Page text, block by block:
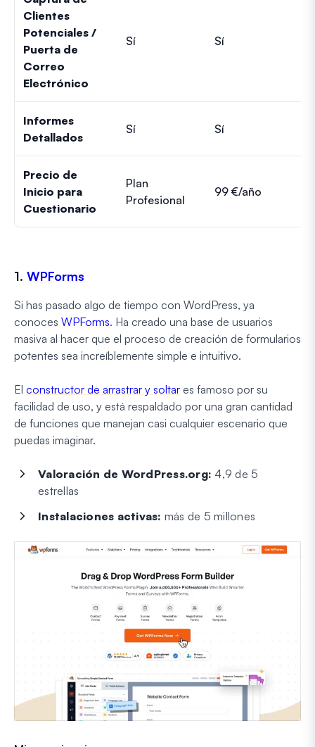
Clientes
Potenciales /
Puerta de
Correo
Electrónico
Sí Sí
Informes
Detallados
Sí Sí
Precio de
Inicio para
Cuestionario
Plan
Profesional
99 €/año
1. WPForms
Si has pasado algo de tiempo con WordPress, ya
conoces WPForms. Ha creado una base de usuarios
masiva al hacer que el proceso de creación de formularios
potentes sea increíblemente simple e intuitivo.
El constructor de arrastrar y soltar es famoso por su
facilidad de uso, y está respaldado por una gran cantidad
de funciones que manejan casi cualquier escenario que
puedas imaginar.
Valoración de WordPress.org: 4,9 de 5
estrellas
Instalaciones activas: más de 5 millones